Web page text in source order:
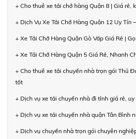
+ Cho thuê xe tải chở hàng Quận 8 | Giá rẻ,
+ Dịch Vụ Xe Tải Chở Hàng Quận 12 Uy Tín
+ Xe Tải Chở Hàng Quận Gò Vấp Giá Rẻ |
+ Xe Tải Chở Hàng Quận 5 Giá Rẻ, Nhanh
+ Cho thuê xe tải chuyển nhà trọn gói Thủ
tốt
+ Dịch vụ xe tải chuyển nhà đi tỉnh giá rẻ,
+ Dịch vụ xe tải chuyển nhà quận Tân Bình
+ Dịch vụ chuyển nhà trọn gói chuyên